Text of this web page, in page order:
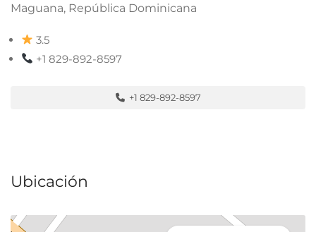
Maguana, República Dominicana
3.5
+1 829-892-8597
+1 829-892-8597
Ubicación